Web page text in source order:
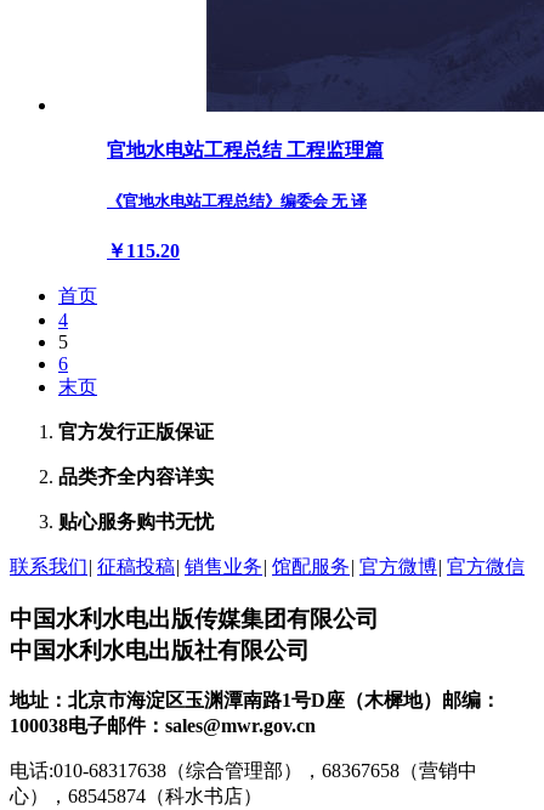
官地水电站工程总结 工程监理篇
《官地水电站工程总结》编委会 无 译
￥115.20
首页
4
5
6
末页
官方发行正版保证
品类齐全内容详实
贴心服务购书无忧
联系我们| 征稿投稿| 销售业务| 馆配服务| 官方微博| 官方微信
中国水利水电出版传媒集团有限公司
中国水利水电出版社有限公司
地址：北京市海淀区玉渊潭南路1号D座（木樨地） 邮编：
100038电子邮件：sales@mwr.gov.cn
电话:010-68317638（综合管理部），68367658（营销中
心），68545874（科水书店）